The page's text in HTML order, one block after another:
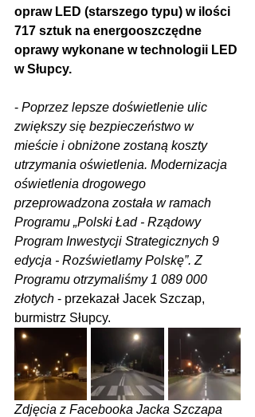
opraw LED (starszego typu) w ilości
717 sztuk na energooszczędne
oprawy wykonane w technologii LED
w Słupcy.
- Poprzez lepsze doświetlenie ulic
zwiększy się bezpieczeństwo w
mieście i obniżone zostaną koszty
utrzymania oświetlenia. Modernizacja
oświetlenia drogowego
przeprowadzona została w ramach
Programu „Polski Ład - Rządowy
Program Inwestycji Strategicznych 9
edycja - Rozświetlamy Polskę”. Z
Programu otrzymaliśmy 1 089 000
złotych - przekazał Jacek Szczap,
burmistrz Słupcy.
Zdjęcia z Facebooka Jacka Szczapa